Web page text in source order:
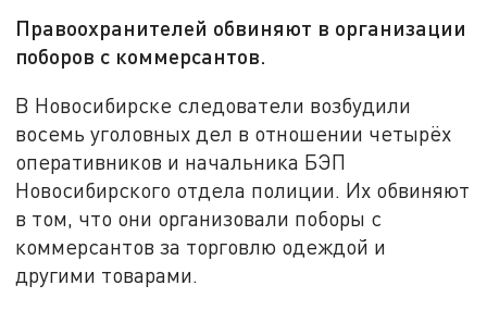
Правоохранителей обвиняют в организации
поборов с коммерсантов.
В Новосибирске следователи возбудили
восемь уголовных дел в отношении четырёх
оперативников и начальника БЭП
Новосибирского отдела полиции. Их обвиняют
в том, что они организовали поборы с
коммерсантов за торговлю одеждой и
другими товарами.